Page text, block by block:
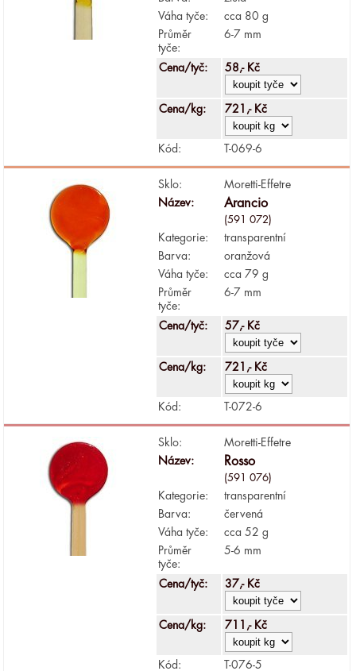
Váha tyče:
cca 80 g
Průměr
tyče:
6-7 mm
Cena/tyč: 58,- Kč
Cena/kg: 721,- Kč
Kód: T-069-6
Sklo:
Moretti-Effetre
Název:
Arancio
(591 072)
Kategorie:
transparentní
Barva:
oranžová
Váha tyče:
cca 79 g
Průměr
tyče:
6-7 mm
Cena/tyč: 57,- Kč
Cena/kg: 721,- Kč
Kód: T-072-6
Sklo:
Moretti-Effetre
Název:
Rosso
(591 076)
Kategorie:
transparentní
Barva:
červená
Váha tyče:
cca 52 g
Průměr
tyče:
5-6 mm
Cena/tyč: 37,- Kč
Cena/kg: 711,- Kč
Kód: T-076-5